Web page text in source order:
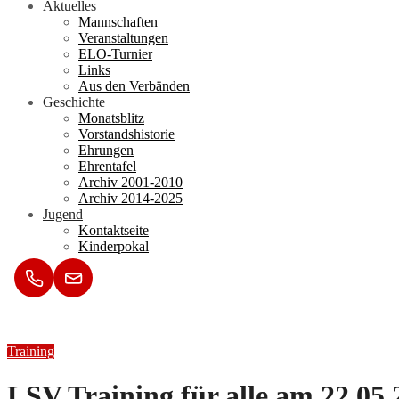
Aktuelles
Mannschaften
Veranstaltungen
ELO-Turnier
Links
Aus den Verbänden
Geschichte
Monatsblitz
Vorstandshistorie
Ehrungen
Ehrentafel
Archiv 2001-2010
Archiv 2014-2025
Jugend
Kontaktseite
Kinderpokal
Training